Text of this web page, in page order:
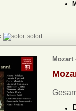
sofort
Mozart